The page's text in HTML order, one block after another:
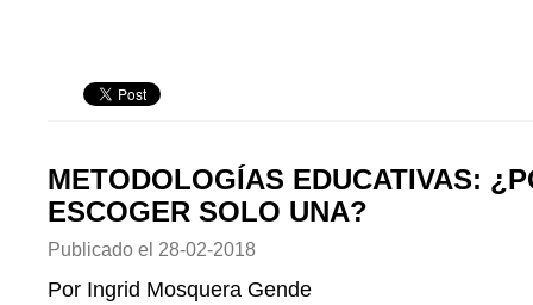
METODOLOGÍAS EDUCATIVAS:
ESCOGER SOLO UNA?
Publicado el 28-02-2018
Por Ingrid Mosquera Gende